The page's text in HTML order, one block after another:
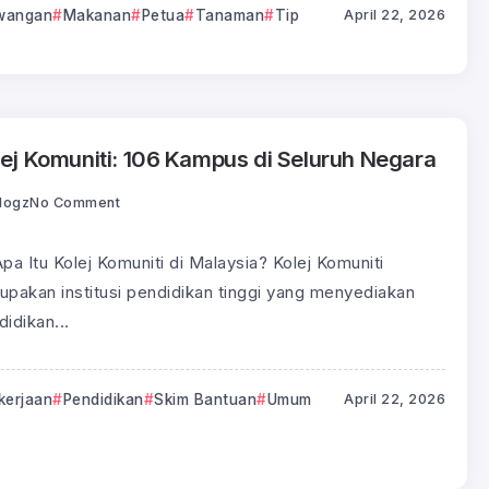
Makanan Petua Tanaman Tip April 22, 2026
Komuniti: 106 Kampus di Seluruh Negara
No Comment
Itu Kolej Komuniti di Malaysia? Kolej Komuniti
institusi pendidikan tinggi yang menyediakan
Pendidikan Skim Bantuan Umum April 22, 2026